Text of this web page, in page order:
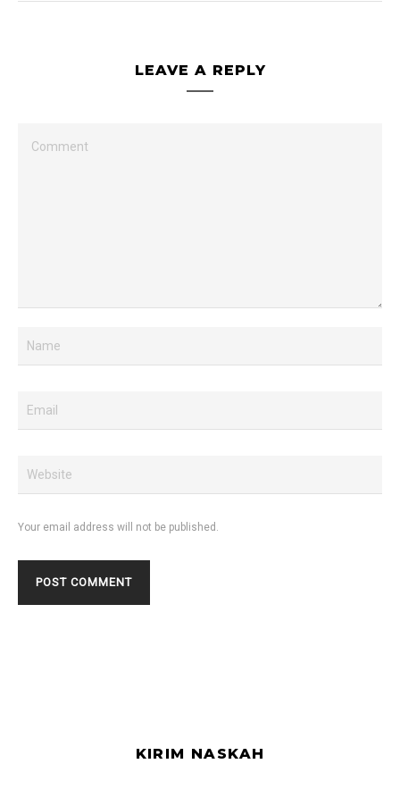
LEAVE A REPLY
Your email address will not be published.
KIRIM NASKAH